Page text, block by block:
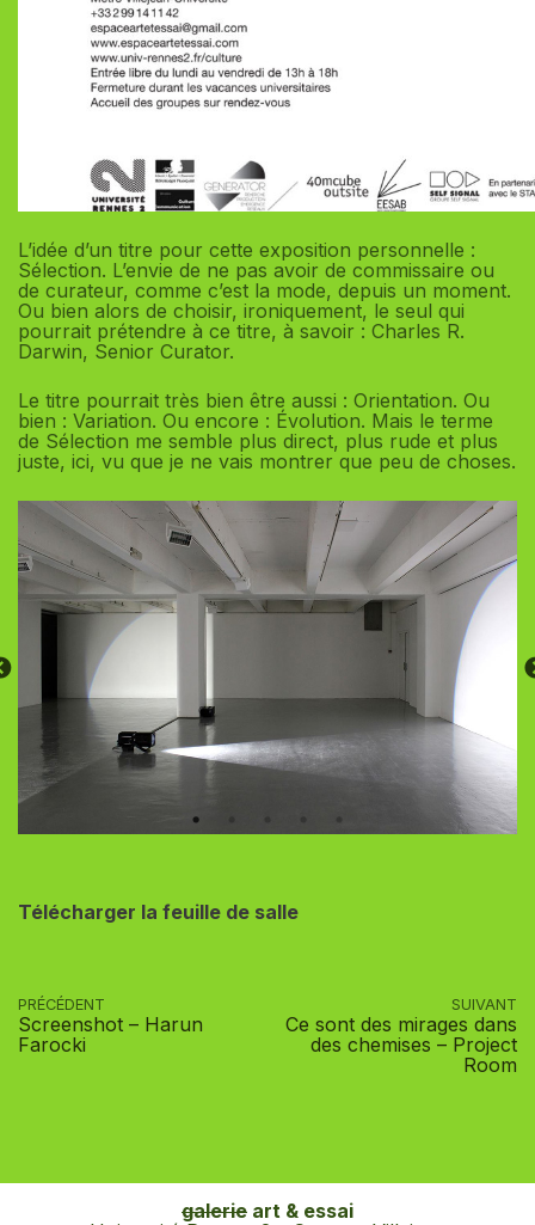
L’idée d’un titre pour cette exposition personnelle :
Sélection. L’envie de ne pas avoir de commissaire ou
de curateur, comme c’est la mode, depuis un moment.
Ou bien alors de choisir, ironiquement, le seul qui
pourrait prétendre à ce titre, à savoir : Charles R.
Darwin, Senior Curator.
Le titre pourrait très bien être aussi : Orientation. Ou
bien : Variation. Ou encore : Évolution. Mais le terme
de Sélection me semble plus direct, plus rude et plus
juste, ici, vu que je ne vais montrer que peu de choses.
Télécharger la feuille de salle
PRÉCÉDENT
Screenshot – Harun
Farocki
SUIVANT
Ce sont des mirages dans
des chemises – Project
Room
galerie art & essai